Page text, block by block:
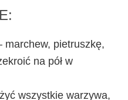
marchew, pietruszkę,
na pół w
wszystkie warzywa,